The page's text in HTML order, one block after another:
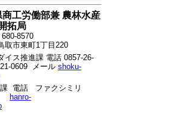
商工労働部兼 農林水産
拓局
8570
取市東町1丁目220
イス推進課 電話 0857-26-
0609 メール shoku-
課 電話
ファクシミリ
hanro-